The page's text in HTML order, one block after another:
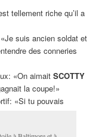
tellement riche qu’il a
suis ancien soldat et
des conneries
«On aimait SCOTTY
la coupe!»
«Si tu pouvais